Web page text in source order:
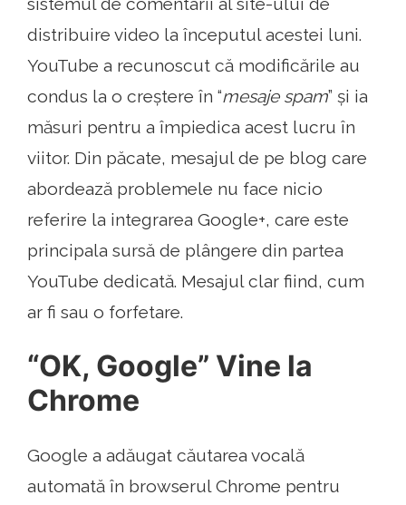
distribuire video la începutul acestei luni.
YouTube a recunoscut că modificările au
condus la o creștere în “mesaje spam” și ia
măsuri pentru a împiedica acest lucru în
viitor. Din păcate, mesajul de pe blog care
abordează problemele nu face nicio
referire la integrarea Google+, care este
principala sursă de plângere din partea
YouTube dedicată. Mesajul clar fiind, cum
ar fi sau o forfetare.
“OK, Google” Vine la
Chrome
Google a adăugat căutarea vocală
automată în browserul Chrome pentru